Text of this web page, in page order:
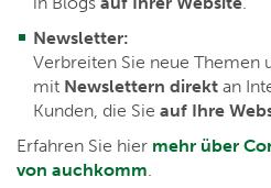
Newsletter:
Verbreiten Sie neue Themen
mit Newslettern direkt an
Kunden, die Sie auf Ihre
Erfahren Sie hier mehr über
von auchkomm.